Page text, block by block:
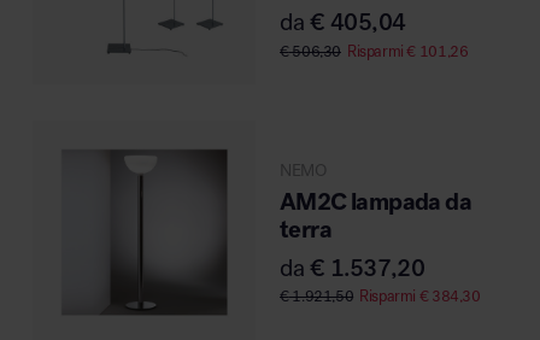
da€ 405,04
€506,30 Risparmi€ 101,26
NEMO
AM2C lampada da
terra
da€ 1.537,20
€1.921,50 Risparmi € 384,30